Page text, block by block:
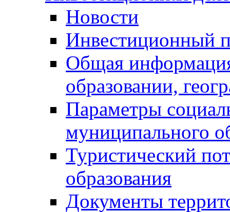
Новости
Инвестиционный
Общая
образовании,
Параметры
муниципального
Туристический
образования
Документы